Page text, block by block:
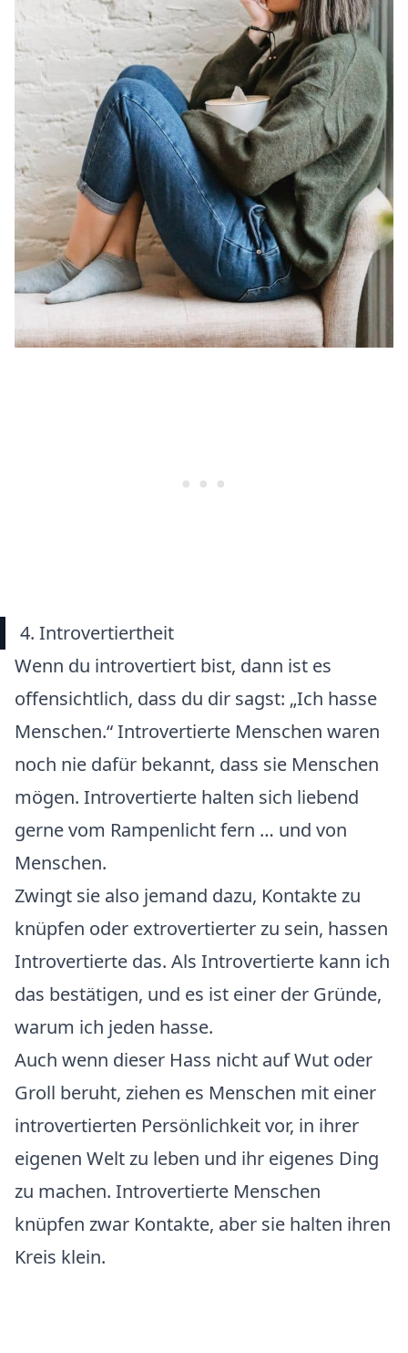
4. Introvertiertheit
Wenn du introvertiert bist, dann ist es
offensichtlich, dass du dir sagst: „Ich hasse
Menschen.“ Introvertierte Menschen waren
noch nie dafür bekannt, dass sie Menschen
mögen. Introvertierte halten sich liebend
gerne vom Rampenlicht fern … und von
Menschen.
Zwingt sie also jemand dazu, Kontakte zu
knüpfen oder extrovertierter zu sein, hassen
Introvertierte das. Als Introvertierte kann ich
das bestätigen, und es ist einer der Gründe,
warum ich jeden hasse.
Auch wenn dieser Hass nicht auf Wut oder
Groll beruht, ziehen es Menschen mit einer
introvertierten Persönlichkeit vor, in ihrer
eigenen Welt zu leben und ihr eigenes Ding
zu machen. Introvertierte Menschen
knüpfen zwar Kontakte, aber sie halten ihren
Kreis klein.